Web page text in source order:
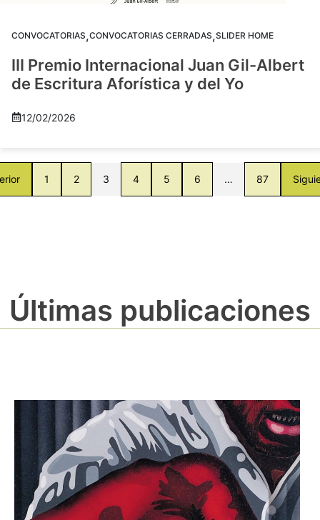
CONVOCATORIAS,CONVOCATORIAS CERRADAS,SLIDER HOME
III Premio Internacional Juan Gil-Albert
de Escritura Aforística y del Yo
12/02/2026
1 2 3 4 5 6 … 87
Últimas publicaciones